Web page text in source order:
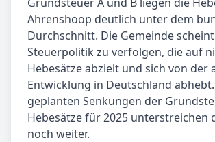
Ahrenshoop deutlich unter dem
Durchschnitt. Die Gemeinde
Steuerpolitik zu verfolgen, die auf
Hebesätze abzielt und sich von der
Entwicklung in Deutschland
geplanten Senkungen der
Hebesätze für 2025 unterstreichen
noch weiter.